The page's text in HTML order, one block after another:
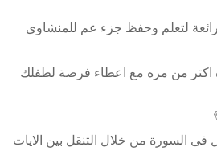
لتعلم وحفظ جزء عم للمنشاوى
اكتر من مره مع اعطاء فرصة لطفلك
فى السورة من خلال التنقل بين الايات